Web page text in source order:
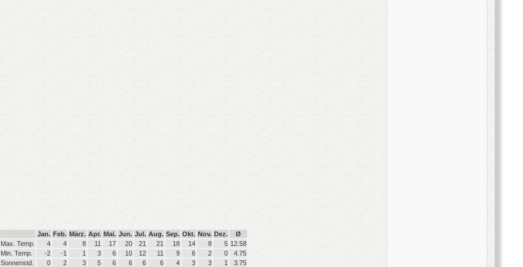
Jan. Feb. März. Apr. Mai. Jun. Jul. Aug. Sep. Okt. Nov. Dez.
Ø
Max. Temp.
4 4 8 11 17 20 21 21 18 14 8 5 12.58
Min. Temp.
-2 -1 1 3 6 10 12 11 9 6 2 0
4.75
Sonnenstd.
0 2 3 5 6 6 6 6 4 3 3 1 3.75